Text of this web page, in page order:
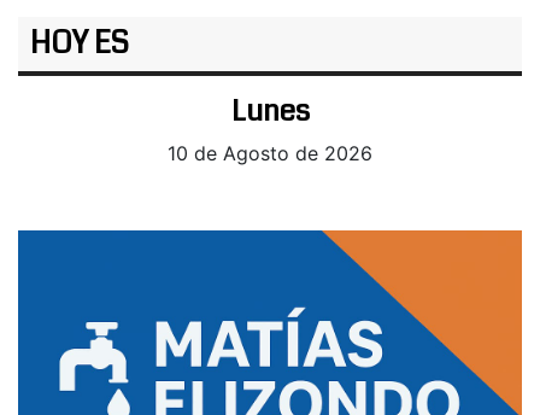
HOY ES
Lunes
10 de Agosto de 2026